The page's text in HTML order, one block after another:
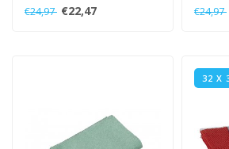
€24,97 €22,47 €24,97
32 X